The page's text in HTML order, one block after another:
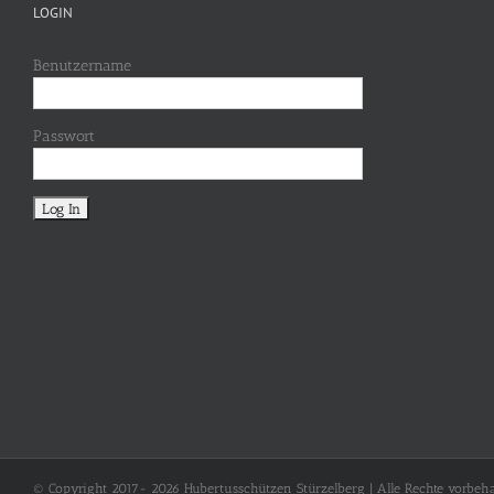
LOGIN
Benutzername
Passwort
© Copyright 2017- 2026 Hubertusschützen Stürzelberg | Alle Rechte